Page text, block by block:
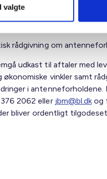
valgte
hertil opkræves via
beløb hos alle lejere.
rådgivning om
udkast til aftaler med
vinkler samt
i antenneforholdene.
2062 eller jbm@bl.dkog
bliver ordentligt